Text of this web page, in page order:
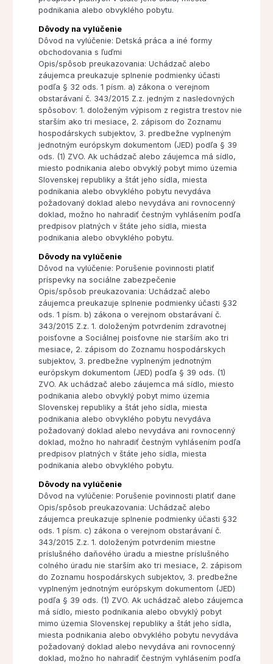
podnikania alebo obvyklého pobytu.
Dôvody na vylúčenie
Dôvod na vylúčenie: Detská práca a iné formy
obchodovania s ľuďmi
Opis/spôsob preukazovania: Uchádzač alebo
záujemca preukazuje splnenie podmienky účasti
podľa § 32 ods. 1 písm. a) zákona o verejnom
obstarávaní č. 343/2015 Z.z. jedným z nasledovných
spôsobov: 1. doloženým výpisom z registra trestov nie
starším ako tri mesiace, 2. zápisom do Zoznamu
hospodárskych subjektov, 3. predbežne vyplneným
jednotným európskym dokumentom (JED) podľa § 39
ods. (1) ZVO. Ak uchádzač alebo záujemca má sídlo,
miesto podnikania alebo obvyklý pobyt mimo územia
Slovenskej republiky a štát jeho sídla, miesta
podnikania alebo obvyklého pobytu nevydáva
požadovaný doklad alebo nevydáva ani rovnocenný
doklad, možno ho nahradiť čestným vyhlásením podľa
predpisov platných v štáte jeho sídla, miesta
podnikania alebo obvyklého pobytu.
Dôvody na vylúčenie
Dôvod na vylúčenie: Porušenie povinnosti platiť
príspevky na sociálne zabezpečenie
Opis/spôsob preukazovania: Uchádzač alebo
záujemca preukazuje splnenie podmienky účasti §32
ods. 1 písm. b) zákona o verejnom obstarávaní č.
343/2015 Z.z. 1. doloženým potvrdením zdravotnej
poisťovne a Sociálnej poisťovne nie starším ako tri
mesiace, 2. zápisom do Zoznamu hospodárskych
subjektov, 3. predbežne vyplneným jednotným
európskym dokumentom (JED) podľa § 39 ods. (1)
ZVO. Ak uchádzač alebo záujemca má sídlo, miesto
podnikania alebo obvyklý pobyt mimo územia
Slovenskej republiky a štát jeho sídla, miesta
podnikania alebo obvyklého pobytu nevydáva
požadovaný doklad alebo nevydáva ani rovnocenný
doklad, možno ho nahradiť čestným vyhlásením podľa
predpisov platných v štáte jeho sídla, miesta
podnikania alebo obvyklého pobytu.
Dôvody na vylúčenie
Dôvod na vylúčenie: Porušenie povinnosti platiť dane
Opis/spôsob preukazovania: Uchádzač alebo
záujemca preukazuje splnenie podmienky účasti §32
ods. 1 písm. c) zákona o verejnom obstarávaní č.
343/2015 Z.z. 1. doloženým potvrdením miestne
príslušného daňového úradu a miestne príslušného
colného úradu nie starším ako tri mesiace, 2. zápisom
do Zoznamu hospodárskych subjektov, 3. predbežne
vyplneným jednotným európskym dokumentom (JED)
podľa § 39 ods. (1) ZVO. Ak uchádzač alebo záujemca
má sídlo, miesto podnikania alebo obvyklý pobyt
mimo územia Slovenskej republiky a štát jeho sídla,
miesta podnikania alebo obvyklého pobytu nevydáva
požadovaný doklad alebo nevydáva ani rovnocenný
doklad, možno ho nahradiť čestným vyhlásením podľa